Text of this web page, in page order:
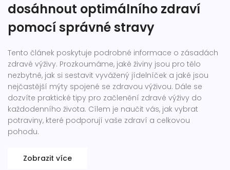
dosáhnout optimálního zdraví
pomocí správné stravy
Tento článek poskytuje podrobné informace o zásadách
zdravé výživy. Prozkoumáme, jaké živiny jsou pro tělo
nezbytné, jak si sestavit vyvážený jídelníček a jaké jsou
nejčastější mýty spojené se zdravou výživou. Dále se
dozvíte praktické tipy pro začlenění zdravé výživy do
každodenního života. Cílem je naučit vás, jak vybrat
potraviny, které podporují vaše zdraví a celkovou
pohodu.
Zobrazit více